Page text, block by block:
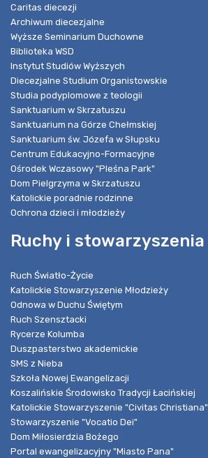
Caritas diecezji
Archiwum diecezjalne
Wyższe Seminarium Duchowne
Biblioteka WSD
Instytut Studiów Wyższych
Diecezjalne Studium Organistowskie
Studia podyplomowe z teologii
Sanktuarium w Skrzatuszu
Sanktuarium na Górze Chełmskiej
Sanktuarium św. Józefa w Słupsku
Centrum Edukacyjno-Formacyjne
Ośrodek Wczasowy "Pleśna Park"
Dom Pielgrzyma w Skrzatuszu
Katolickie poradnie rodzinne
Ochrona dzieci i młodzieży
Ruchy i stowarzyszenia
Ruch Światło-Życie
Katolickie Stowarzyszenie Młodzieży
Odnowa w Duchu Świętym
Ruch Szensztacki
Rycerze Kolumba
Duszpasterstwo akademickie
SMS z Nieba
Szkoła Nowej Ewangelizacji
Koszalińskie Środowisko Tradycji Łacińskiej
Katolickie Stowarzyszenie "Civitas Christiana"
Stowarzyszenie "Vocatio Dei"
Dom Miłosierdzia Bożego
Portal ewangelizacyjny "Miasto Pana"